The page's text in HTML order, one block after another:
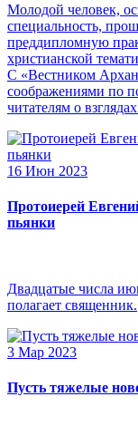
Молодой человек,
специальность,
преддипломную
христианской
С «Вестником
соображениями по
читателям о
16 Июн 2023
Протоиерей
пьянки
Двадцатые числа
полагает священник.
3 Мар 2023
Пусть тяжелые